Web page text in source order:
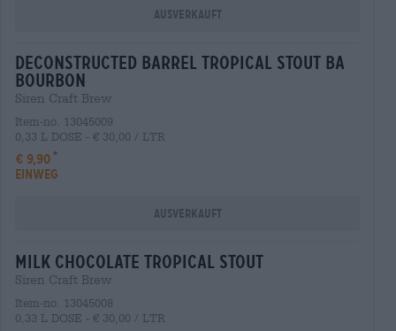
Ausverkauft
deconstructed barrel tropical stout ba
bourbon
Siren Craft Brew
Item-no. 13045009
0,33 L DOSE - € 30,00 / LTR
€ 9,90
EINWEG
Ausverkauft
milk chocolate tropical stout
Siren Craft Brew
Item-no. 13045008
0,33 L DOSE - € 30,00 / LTR